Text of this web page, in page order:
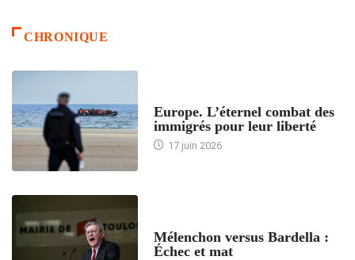
CHRONIQUE
Europe. L’éternel combat des
immigrés pour leur liberté
17 juin 2026
Mélenchon versus Bardella :
Échec et mat